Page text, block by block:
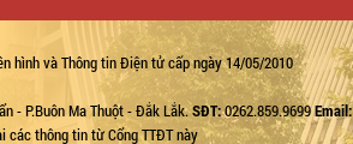
hình và Thông tin Điện tử cấp ngày 14/05/2010
- P.Buôn Ma Thuột - Đắk Lắk.SĐT:0262.859.9699Email:
các thông tin từ Cổng TTĐT này